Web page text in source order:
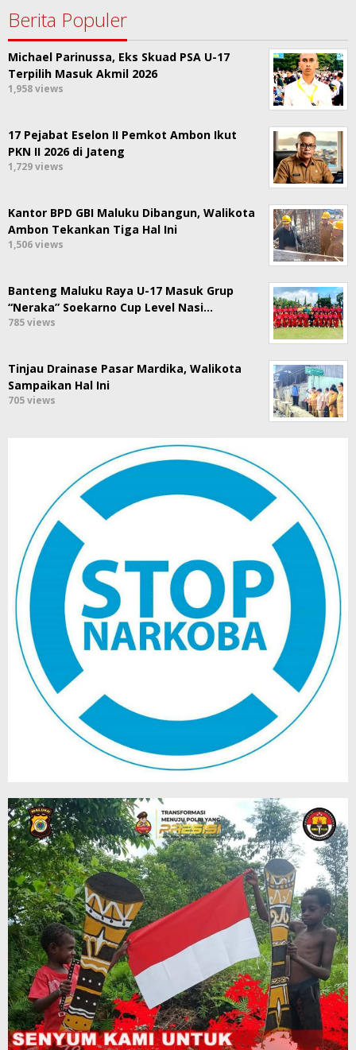
Berita Populer
Michael Parinussa, Eks Skuad PSA U-17
Terpilih Masuk Akmil 2026
1,958 views
17 Pejabat Eselon II Pemkot Ambon Ikut
PKN II 2026 di Jateng
1,729 views
Kantor BPD GBI Maluku Dibangun, Walikota
Ambon Tekankan Tiga Hal Ini
1,506 views
Banteng Maluku Raya U-17 Masuk Grup
“Neraka” Soekarno Cup Level Nasi…
785 views
Tinjau Drainase Pasar Mardika, Walikota
Sampaikan Hal Ini
705 views